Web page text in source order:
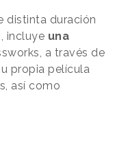
distinta duración
incluye una
a través de
propia película
así como